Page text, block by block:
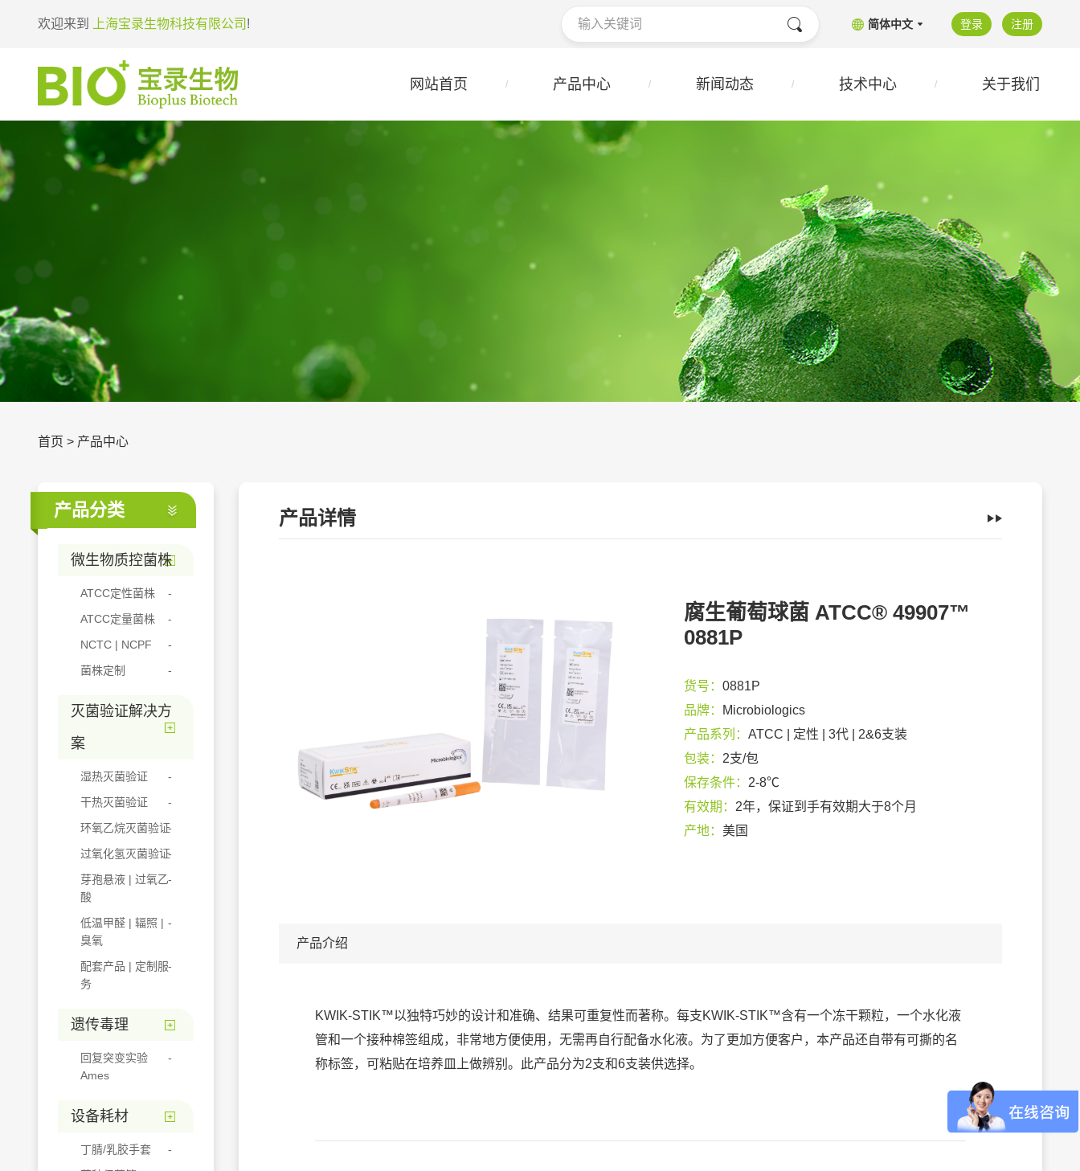
欢迎来到 上海宝录生物科技有限公司 ! 简体中文 登录 注册
网站首页 产品中心 新闻动态 技术中心 关于我们
首页 > 产品中心
产品分类
微生物质控菌株
ATCC定性菌株
ATCC定量菌株
NCTC | NCPF
菌株定制
灭菌验证解决方
案
湿热灭菌验证
干热灭菌验证
环氧乙烷灭菌验证
过氧化氢灭菌验证
芽孢悬液 | 过氧乙
酸
低温甲醛 | 辐照 |
臭氧
配套产品 | 定制服
务
遗传毒理
回复突变实验
Ames
设备耗材
丁腈/乳胶手套
产品详情
腐生葡萄球菌 ATCC® 49907™
0881P
货号： 0881P
品牌：
Microbiologics
产品系列： ATCC | 定性 | 3代 | 2&6支装
包装： 2支/包
保存条件： 2-8℃
有效期： 2年，保证到手有效期大于8个月
产地： 美国
产品介绍
KWIK-STIK™以独特巧妙的设计和准确、结果可重复性而著称。每支KWIK-STIK™含有一个冻干颗粒，一个水化液
管和一个接种棉签组成，非常地方便使用，无需再自行配备水化液。为了更加方便客户，本产品还自带有可撕的名
称标签，可粘贴在培养皿上做辨别。此产品分为2支和6支装供选择。